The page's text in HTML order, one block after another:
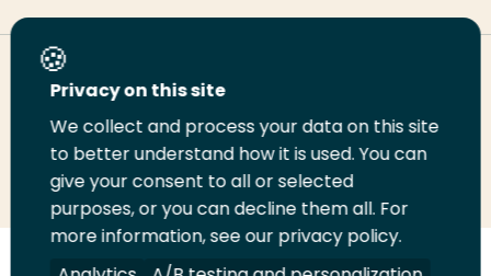
Deel deze pagina
Deel
LinkedIn
Deel
op
Twitter
Deel
op
Facebook
Email
deze
pagina
Print
deze
pagina
Privacy on this site
We collect and process your data on this site
to better understand how it is used. You can
give your consent to all or selected
purposes, or you can decline them all. For
more information, see our privacy policy.